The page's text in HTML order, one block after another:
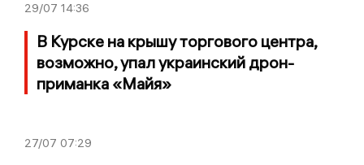
29/07 14:36
В Курске на крышу торгового центра,
возможно, упал украинский дрон-
приманка «Майя»
27/07 07:29